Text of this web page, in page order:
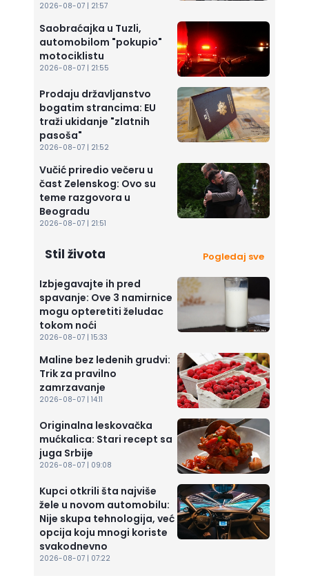
2026-08-07 | 21:57
Saobraćajka u Tuzli,
automobilom "pokupio"
motociklistu
2026-08-07 | 21:55
Prodaju državljanstvo
bogatim strancima: EU
traži ukidanje "zlatnih
pasoša"
2026-08-07 | 21:52
Vučić priredio večeru u
čast Zelenskog: Ovo su
teme razgovora u
Beogradu
2026-08-07 | 21:51
Stil života Pogledaj sve
Izbjegavajte ih pred
spavanje: Ove 3 namirnice
mogu opteretiti želudac
tokom noći
2026-08-07 | 15:33
Maline bez ledenih grudvi:
Trik za pravilno
zamrzavanje
2026-08-07 | 14:11
Originalna leskovačka
mućkalica: Stari recept sa
juga Srbije
2026-08-07 | 09:08
Kupci otkrili šta najviše
žele u novom automobilu:
Nije skupa tehnologija, već
opcija koju mnogi koriste
svakodnevno
2026-08-07 | 07:22